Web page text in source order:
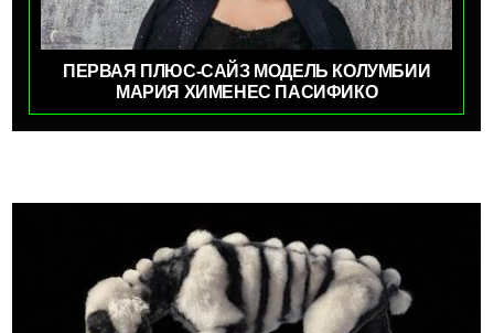
ПЕРВАЯ ПЛЮС-САЙЗ МОДЕЛЬ КОЛУМБИИ
МАРИЯ ХИМЕНЕС ПАСИФИКО